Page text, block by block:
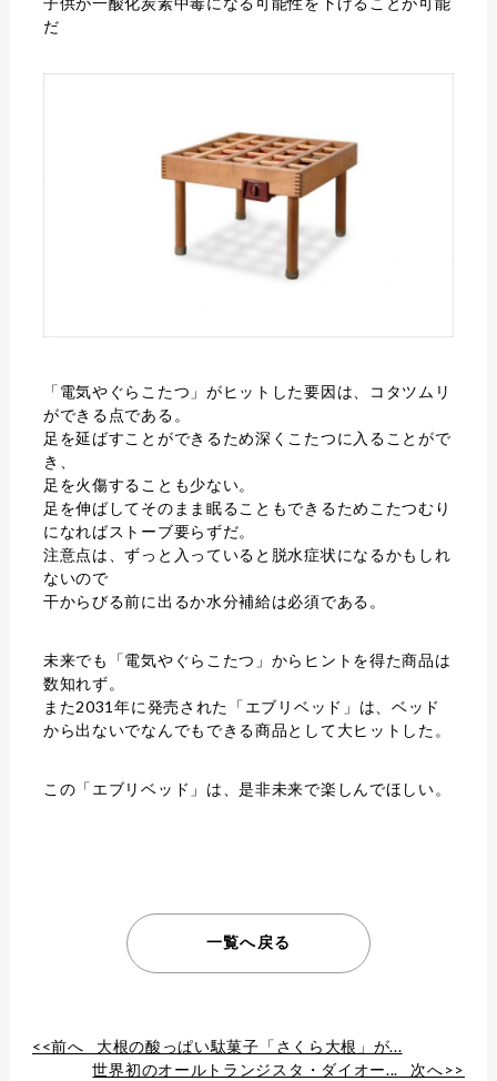
だ
「電気やぐらこたつ」がヒットした要因は、コタツムリ
ができる点である。
足を延ばすことができるため深くこたつに入ることがで
き、
足を火傷することも少ない。
足を伸ばしてそのまま眠ることもできるためこたつむり
になればストーブ要らずだ。
注意点は、ずっと入っていると脱水症状になるかもしれ
ないので
干からびる前に出るか水分補給は必須である。
未来でも「電気やぐらこたつ」からヒントを得た商品は
数知れず。
また2031年に発売された「エブリベッド」は、ベッド
から出ないでなんでもできる商品として大ヒットした。
この「エブリベッド」は、是非未来で楽しんでほしい。
一覧へ戻る
<<前へ 大根の酸っぱい駄菓子「さくら大根」が...
世界初のオールトランジスタ・ダイオー... 次へ>>